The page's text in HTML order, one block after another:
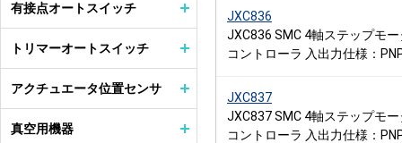
JXC836
JXC836 SMC 4軸ステップモー
コントローラ 入出力仕様：
JXC837
JXC837 SMC 4軸ステップモー
コントローラ 入出力仕様：
有接点オートスイッチ
トリマーオートスイッチ
アクチュエータ位置センサ
真空用機器